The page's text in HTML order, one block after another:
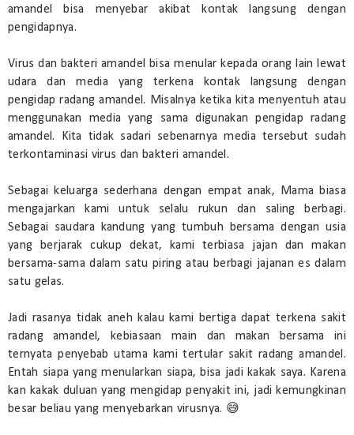
amandel bisa menyebar akibat kontak langsung dengan
pengidapnya.
Virus dan bakteri amandel bisa menular kepada orang lain lewat
udara dan media yang terkena kontak langsung dengan
pengidap radang amandel. Misalnya ketika kita menyentuh atau
menggunakan media yang sama digunakan pengidap radang
amandel. Kita tidak sadari sebenarnya media tersebut sudah
terkontaminasi virus dan bakteri amandel.
Sebagai keluarga sederhana dengan empat anak, Mama biasa
mengajarkan kami untuk selalu rukun dan saling berbagi.
Sebagai saudara kandung yang tumbuh bersama dengan usia
yang berjarak cukup dekat, kami terbiasa jajan dan makan
bersama-sama dalam satu piring atau berbagi jajanan es dalam
satu gelas.
Jadi rasanya tidak aneh kalau kami bertiga dapat terkena sakit
radang amandel, kebiasaan main dan makan bersama ini
ternyata penyebab utama kami tertular sakit radang amandel.
Entah siapa yang menularkan siapa, bisa jadi kakak saya. Karena
kan kakak duluan yang mengidap penyakit ini, jadi kemungkinan
besar beliau yang menyebarkan virusnya. 😅